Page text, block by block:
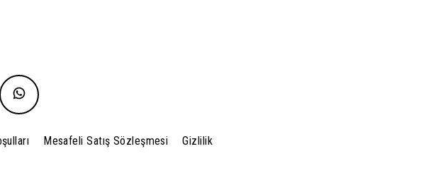
Mesafeli Satış Sözleşmesi Gizlilik